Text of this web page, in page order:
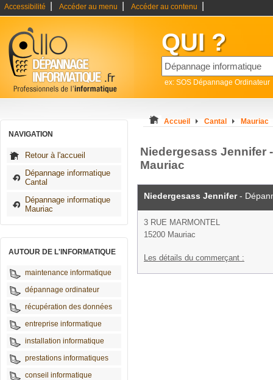
Accessibilité Accéder au menu Accéder au contenu
QUI ?
ex: SOS Dépannage Ordinateur
NAVIGATION
Retour à l'accueil
Dépannage informatique
Cantal
Dépannage informatique
Mauriac
AUTOUR DE L'INFORMATIQUE
maintenance informatique
dépannage ordinateur
récupération des données
entreprise informatique
installation informatique
prestations informatiques
conseil informatique
Accueil Cantal Mauriac
Niedergesass Jennifer
Mauriac
Niedergesass Jennifer-
3 RUE MARMONTEL
15200 Mauriac
Les détails du commerçant :